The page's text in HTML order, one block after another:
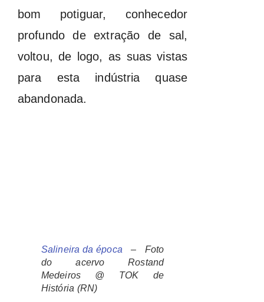
bom potiguar, conhecedor
profundo de extração de sal,
voltou, de logo, as suas vistas
para esta indústria quase
abandonada.
Salineira da época – Foto
do acervo Rostand
Medeiros @ TOK de
História (RN)